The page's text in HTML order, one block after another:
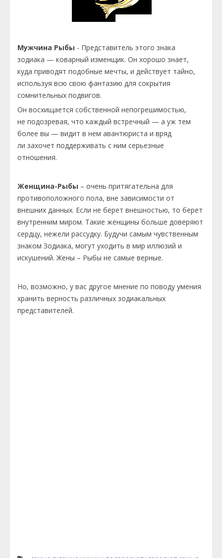
Мужчина Рыбы - Представитель этого знака
зодиака — коварный изменщик. Он хорошо знает,
куда приводят подобные мечты, и действует тайно,
используя всю свою фантазию для сокрытия
сомнительных подвигов.
Он восхищается собственной непогрешимостью,
не подозревая, что каждый встречный — а уж тем
более вы — видит в нем авантюриста и вряд
ли захочет поддерживать с ним серьезные
отношения.
Женщина-Рыбы – очень притягательна для
противоположного пола, вне зависимости от
внешних данных. Если не берет внешностью, то берет
внутренним миром. Такие женщины больше доверяют
сердцу, нежели рассудку. Будучи самым чувственным
знаком Зодиака, могут уходить в мир иллюзий и
искушений. Жены – Рыбы не самые верные.
Но, возможно, у вас другое мнение по поводу умения
хранить верность различных зодиакальных
представителей.